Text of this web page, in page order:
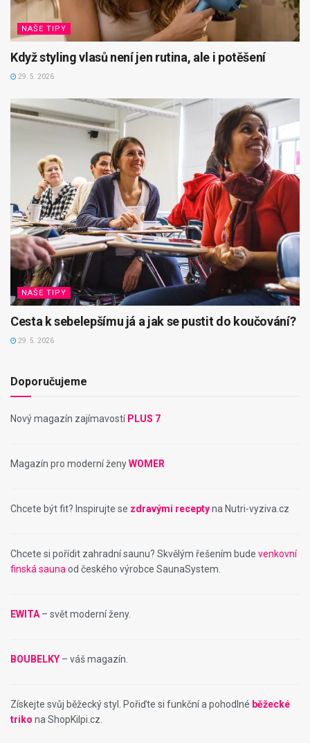
NAŠE TIPY
Když styling vlasů není jen rutina, ale i potěšení
29. 5. 2026
NAŠE TIPY
Cesta k sebelepšímu já a jak se pustit do koučování?
29. 5. 2026
Doporučujeme
Nový magazín zajímavostí PLUS 7
Magazín pro moderní ženyWOMER
Chcete být fit? Inspirujte se zdravými receptyna Nutri-vyziva.cz
Chcete si pořídit zahradní saunu? Skvělým řešením bude venkovní
finská sauna od českého výrobce SaunaSystem.
EWITA – svět moderní ženy.
BOUBELKY – váš magazín.
Získejte svůj běžecký styl. Pořiďte si funkční a pohodlné běžecké
triko na ShopKilpi.cz.